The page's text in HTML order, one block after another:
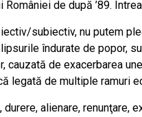
României de după ’89.
subiectiv, nu putem
îndurate de popor,
cauzată de exacerbarea
legată de multiple ramuri
alienare,